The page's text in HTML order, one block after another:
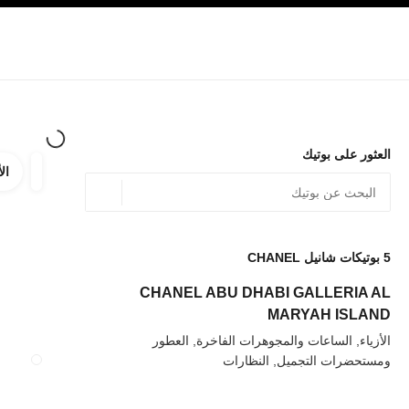
العثور على بوتيك
5 بوتيكات شانيل CHANEL
عودة إلى المرشحات
CHANEL ABU DHABI GALLERIA AL
MARYAH ISLAND
الأزياء, الساعات والمجوهرات الفاخرة, العطور
ومستحضرات التجميل, النظارات